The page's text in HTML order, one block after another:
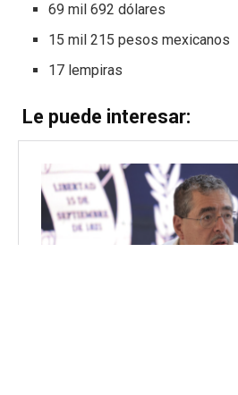
69 mil 692 dólares
15 mil 215 pesos mexicanos
17 lempiras
Le puede interesar: